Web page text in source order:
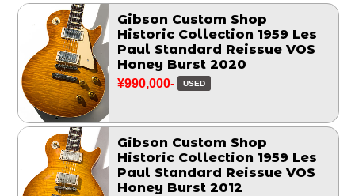
Gibson Custom Shop
Historic Collection 1959 Les
Paul Standard Reissue VOS
Honey Burst 2020
¥990,000- USED
Gibson Custom Shop
Historic Collection 1959 Les
Paul Standard Reissue VOS
Honey Burst 2012